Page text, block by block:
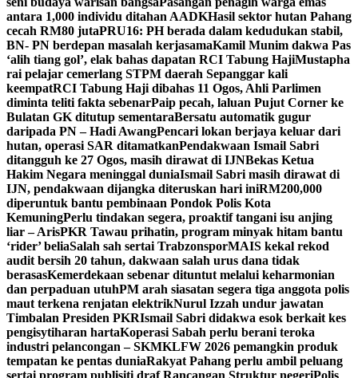
antara 1,000 individu ditahan AADKHasil sektor hutan Pahang
cecah RM80 jutaPRU16: PH berada dalam kedudukan stabil,
BN- PN berdepan masalah kerjasamaKamil Munim dakwa Pas
‘alih tiang gol’, elak bahas dapatan RCI Tabung HajiMustapha
rai pelajar cemerlang STPM daerah Sepanggar kali
keempatRCI Tabung Haji dibahas 11 Ogos, Ahli Parlimen
diminta teliti fakta sebenarPaip pecah, laluan Pujut Corner ke
Bulatan GK ditutup sementaraBersatu automatik gugur
daripada PN – Hadi AwangPencari lokan berjaya keluar dari
hutan, operasi SAR ditamatkanPendakwaan Ismail Sabri
ditangguh ke 27 Ogos, masih dirawat di IJNBekas Ketua
Hakim Negara meninggal duniaIsmail Sabri masih dirawat di
IJN, pendakwaan dijangka diteruskan hari iniRM200,000
diperuntuk bantu pembinaan Pondok Polis Kota
KemuningPerlu tindakan segera, proaktif tangani isu anjing
liar – ArisPKR Tawau prihatin, program minyak hitam bantu
‘rider’ beliaSalah sah sertai TrabzonsporMAIS kekal rekod
audit bersih 20 tahun, dakwaan salah urus dana tidak
berasasKemerdekaan sebenar dituntut melalui keharmonian
dan perpaduan utuhPM arah siasatan segera tiga anggota polis
maut terkena renjatan elektrikNurul Izzah undur jawatan
Timbalan Presiden PKRIsmail Sabri didakwa esok berkait kes
pengisytiharan hartaKoperasi Sabah perlu berani teroka
industri pelancongan – SKMKLFW 2026 pemangkin produk
tempatan ke pentas duniaRakyat Pahang perlu ambil peluang